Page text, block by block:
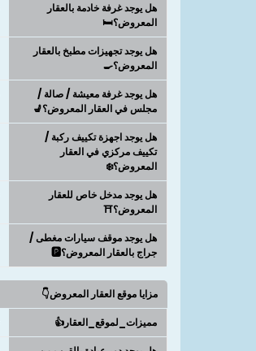
هل يوجد غرفة خادمة بالعقار
المعروض؟🛏️
هل يوجد تجهيزات مطبخ بالعقار
المعروض؟🍳
هل يوجد غرفة معيشة / صالة /
مجلس في العقار المعروض؟💺
هل يوجد اجهزة تكييف ركبة /
تكييف مركزي في العقار
المعروض؟❄️
هل يوجد مدخل خاص للعقار
المعروض؟⛩️
هل يوجد موقف سيارات مغطى /
جراج بالعقار المعروض؟🅿️
مزايا موقع العقار المعروض👇
مميزات_لموقع_العقار👍